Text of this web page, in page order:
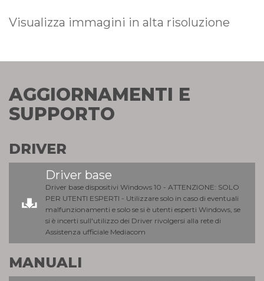
Visualizza immagini in alta risoluzione
AGGIORNAMENTI E
SUPPORTO
DRIVER
Driver base
Driver base dispositivi Windows 10 - ATTENZIONE: SOLO
PER UTENTI ESPERTI - Utilizzare solo in caso di eventuali
malfunzionamenti e solo se si è utenti esperti Windows, se
si è incerti sull'utilizzo dei Driver rivolgersi alla rete di
Assistenza ufficiale Mediacom
MANUALI